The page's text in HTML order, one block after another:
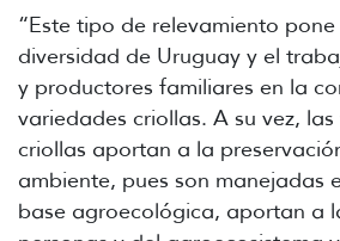
“Este tipo de relevamiento
diversidad de Uruguay y el
y productores familiares en la
variedades criollas. A su vez,
criollas aportan a la
ambiente, pues son manejadas
base agroecológica, aportan a